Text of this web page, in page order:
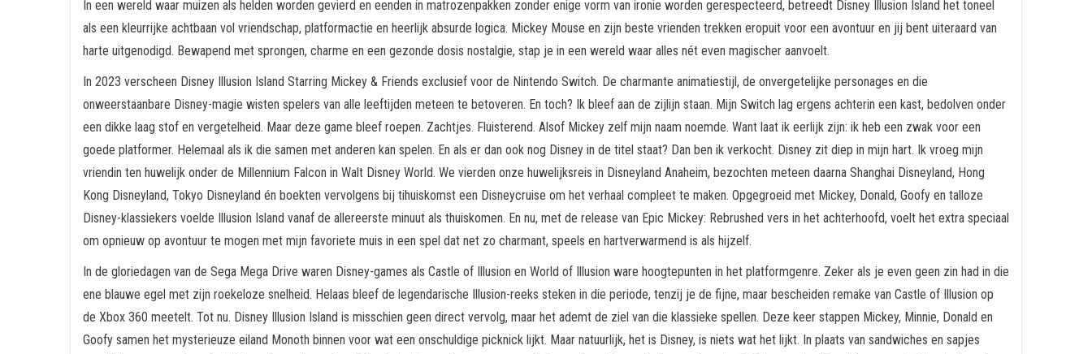
In een wereld waar muizen als helden worden gevierd en eenden in matrozenpakken zonder enige vorm van ironie worden gerespecteerd, betreedt Disney Illusion Island het toneel
als een kleurrijke achtbaan vol vriendschap, platformactie en heerlijk absurde logica. Mickey Mouse en zijn beste vrienden trekken eropuit voor een avontuur en jij bent uiteraard van
harte uitgenodigd. Bewapend met sprongen, charme en een gezonde dosis nostalgie, stap je in een wereld waar alles nét even magischer aanvoelt.
In 2023 verscheen Disney Illusion Island Starring Mickey & Friends exclusief voor de Nintendo Switch. De charmante animatiestijl, de onvergetelijke personages en die
onweerstaanbare Disney-magie wisten spelers van alle leeftijden meteen te betoveren. En toch? Ik bleef aan de zijlijn staan. Mijn Switch lag ergens achterin een kast, bedolven onder
een dikke laag stof en vergetelheid. Maar deze game bleef roepen. Zachtjes. Fluisterend. Alsof Mickey zelf mijn naam noemde. Want laat ik eerlijk zijn: ik heb een zwak voor een
goede platformer. Helemaal als ik die samen met anderen kan spelen. En als er dan ook nog Disney in de titel staat? Dan ben ik verkocht. Disney zit diep in mijn hart. Ik vroeg mijn
vriendin ten huwelijk onder de Millennium Falcon in Walt Disney World. We vierden onze huwelijksreis in Disneyland Anaheim, bezochten meteen daarna Shanghai Disneyland, Hong
Kong Disneyland, Tokyo Disneyland én boekten vervolgens bij tihuiskomst een Disneycruise om het verhaal compleet te maken. Opgegroeid met Mickey, Donald, Goofy en talloze
Disney-klassiekers voelde Illusion Island vanaf de allereerste minuut als thuiskomen. En nu, met de release van Epic Mickey: Rebrushed vers in het achterhoofd, voelt het extra speciaal
om opnieuw op avontuur te mogen met mijn favoriete muis in een spel dat net zo charmant, speels en hartverwarmend is als hijzelf.
In de gloriedagen van de Sega Mega Drive waren Disney-games als Castle of Illusion en World of Illusion ware hoogtepunten in het platformgenre. Zeker als je even geen zin had in die
ene blauwe egel met zijn roekeloze snelheid. Helaas bleef de legendarische Illusion-reeks steken in die periode, tenzij je de fijne, maar bescheiden remake van Castle of Illusion op
de Xbox 360 meetelt. Tot nu. Disney Illusion Island is misschien geen direct vervolg, maar het ademt de ziel van die klassieke spellen. Deze keer stappen Mickey, Minnie, Donald en
Goofy samen het mysterieuze eiland Monoth binnen voor wat een onschuldige picknick lijkt. Maar natuurlijk, het is Disney, is niets wat het lijkt. In plaats van sandwiches en sapjes